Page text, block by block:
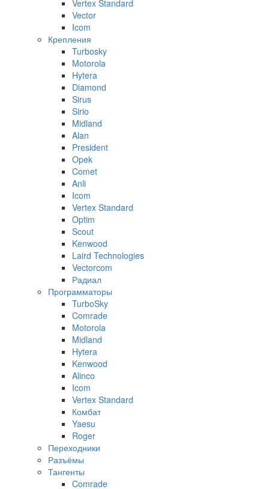
Vertex Standard
Vector
Icom
Крепления
Turbosky
Motorola
Hytera
Diamond
Sirus
Sirio
Midland
Alan
President
Opek
Comet
Anli
Icom
Vertex Standard
Optim
Scout
Kenwood
Laird Technologies
Vectorcom
Радиал
Программаторы
TurboSky
Comrade
Motorola
Midland
Hytera
Kenwood
Alinco
Icom
Vertex Standard
Комбат
Yaesu
Roger
Переходники
Разъёмы
Тангенты
Comrade